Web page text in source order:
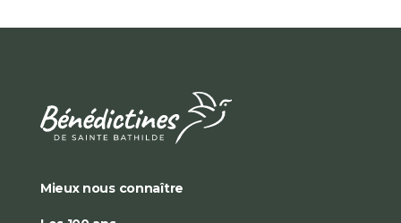
Mieux nous connaître